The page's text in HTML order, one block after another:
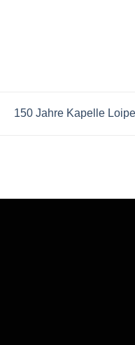
150 Jahre Kapelle